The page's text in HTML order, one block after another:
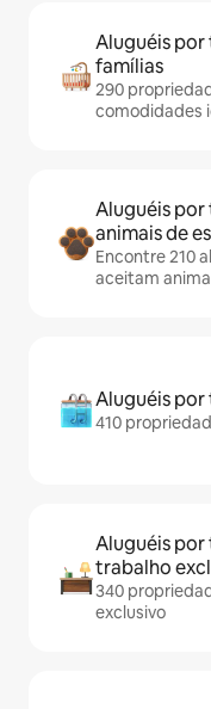
Aluguéis
famílias
290
comodidades
Aluguéis
animais de
Encontre 210
aceitam
Aluguéis
410
Aluguéis
trabalho
340
exclusivo